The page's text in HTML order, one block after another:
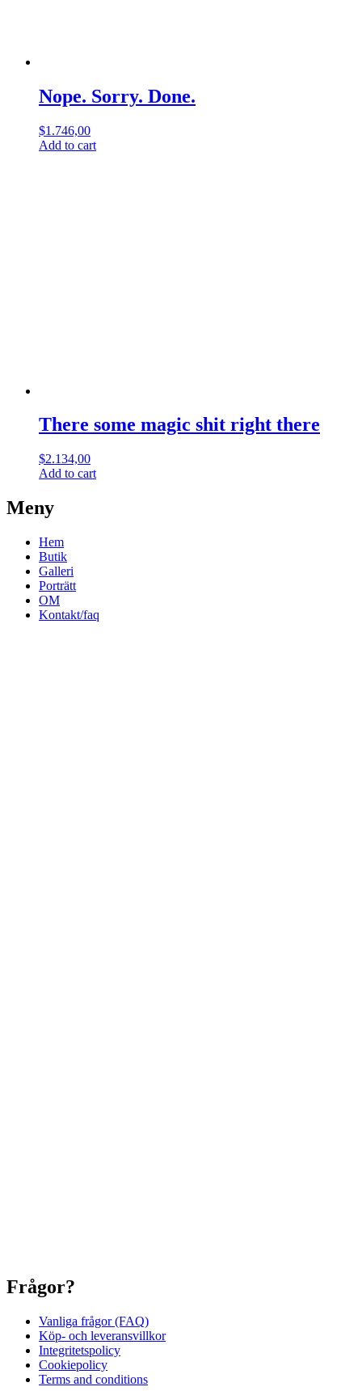
Nope. Sorry. Done.
$1.746,00
Add to cart
There some magic shit right there
$2.134,00
Add to cart
Meny
Hem
Butik
Galleri
Porträtt
OM
Kontakt/faq
Frågor?
Vanliga frågor (FAQ)
Köp- och leveransvillkor
Integritetspolicy
Cookiepolicy
Terms and conditions